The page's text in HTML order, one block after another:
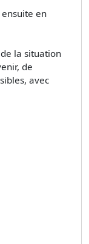
en
la situation
de
avec